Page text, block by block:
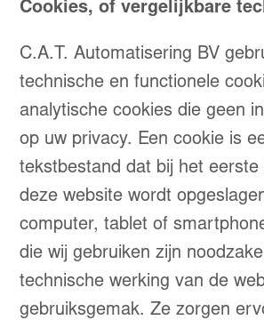
Cookies, of vergelijkbare
C.A.T. Automatisering BV
technische en functionele
analytische cookies die geen
op uw privacy. Een cookie is
tekstbestand dat bij het eerste
deze website wordt
computer, tablet of
die wij gebruiken zijn
technische werking van de
gebruiksgemak. Ze zorgen